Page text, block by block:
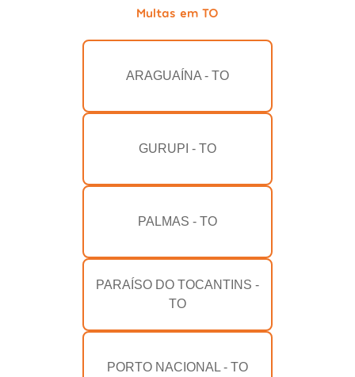
Multas em TO
ARAGUAÍNA - TO
GURUPI - TO
PALMAS - TO
PARAÍSO DO TOCANTINS -
TO
PORTO NACIONAL - TO